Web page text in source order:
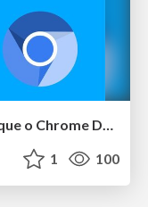
Você (provavelmente) não sabia que o Chrome DevTools tinha isso
1 100